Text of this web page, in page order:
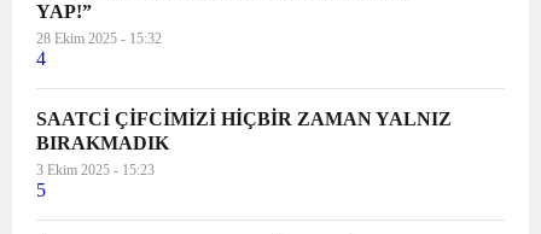
YAP!”
28 Ekim 2025 - 15:32
4
SAATCİ ÇİFCİMİZİ HİÇBİR ZAMAN YALNIZ
BIRAKMADIK
3 Ekim 2025 - 15:23
5